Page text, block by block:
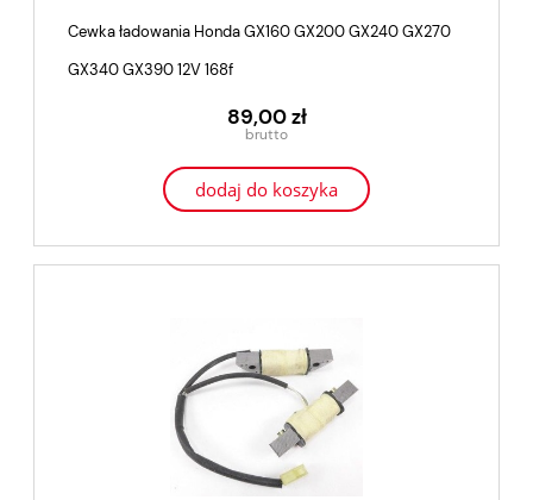
Cewka ładowania Honda GX160 GX200 GX240 GX270
GX340 GX390 12V 168f
89,00 zł
dodaj do koszyka